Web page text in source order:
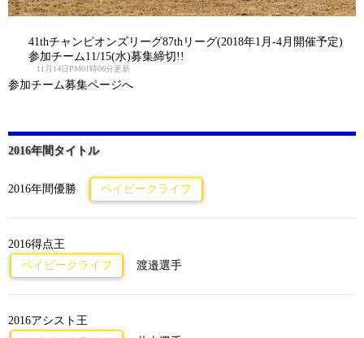
41thチャンピオンズリーグ87thリーグ(2018年1月-4月開催予定)
参加チーム11/15(水)募集締切!!
11月14日PM01時06分更新
参加チーム募集ページへ
2016年間タイトル
2016年間優勝 ベイビークライフ
2016得点王
ベイビークライフ
渡邉選手
2016アシスト王